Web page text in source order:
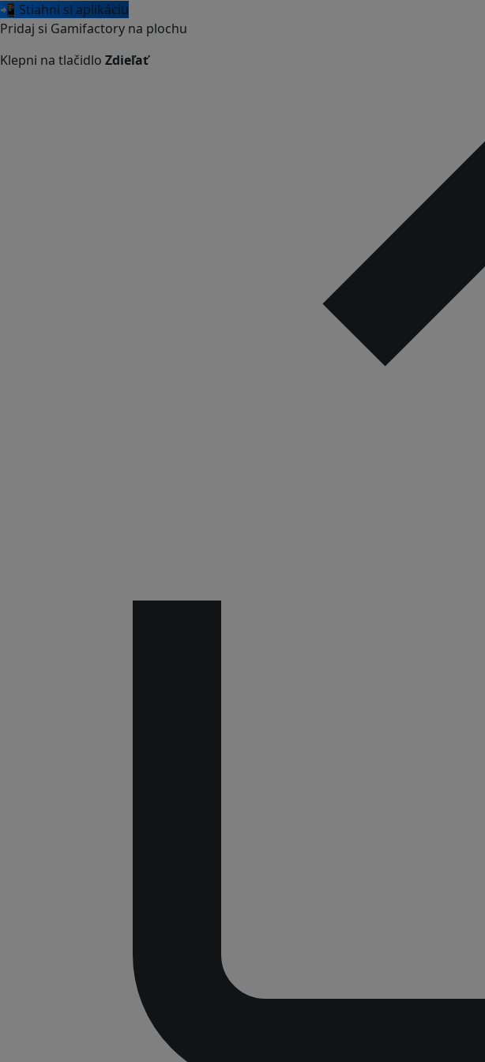
📲 Stiahni si aplikáciu
Pridaj si Gamifactory na plochu
Klepni na tlačidlo Zdieľať